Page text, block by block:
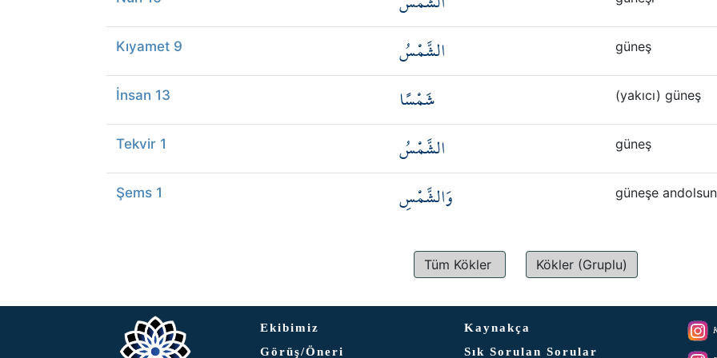
Kıyamet 9 الشَّمْسُ güneş
İnsan 13 شَمْسًا (yakıcı) güneş
Tekvir 1 الشَّمْسُ güneş
Şems 1 وَالشَّمْسِ güneşe andolsun
Tüm Kökler Kökler (Gruplu)
Ekibimiz
Görüş/Öneri
Kaynakça
Sık Sorulan Sorular